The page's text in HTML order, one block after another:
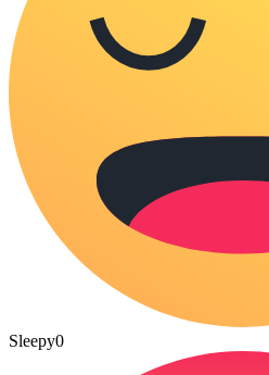
Sleepy0